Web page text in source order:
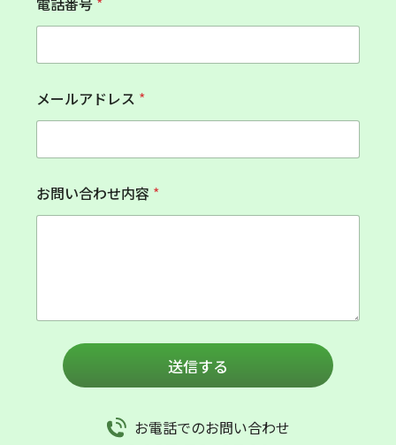
問
い
わ
内
容
お
内
メールアドレス *
お問い合わせ内容 *
送信する
お電話でのお問い合わせ